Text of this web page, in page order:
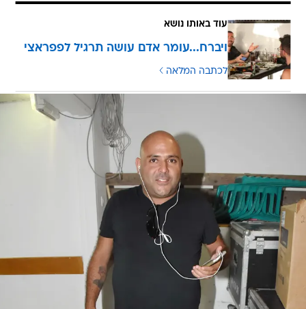
עוד באותו נושא
ויברח...עומר אדם עושה תרגיל לפפראצי
לכתבה המלאה